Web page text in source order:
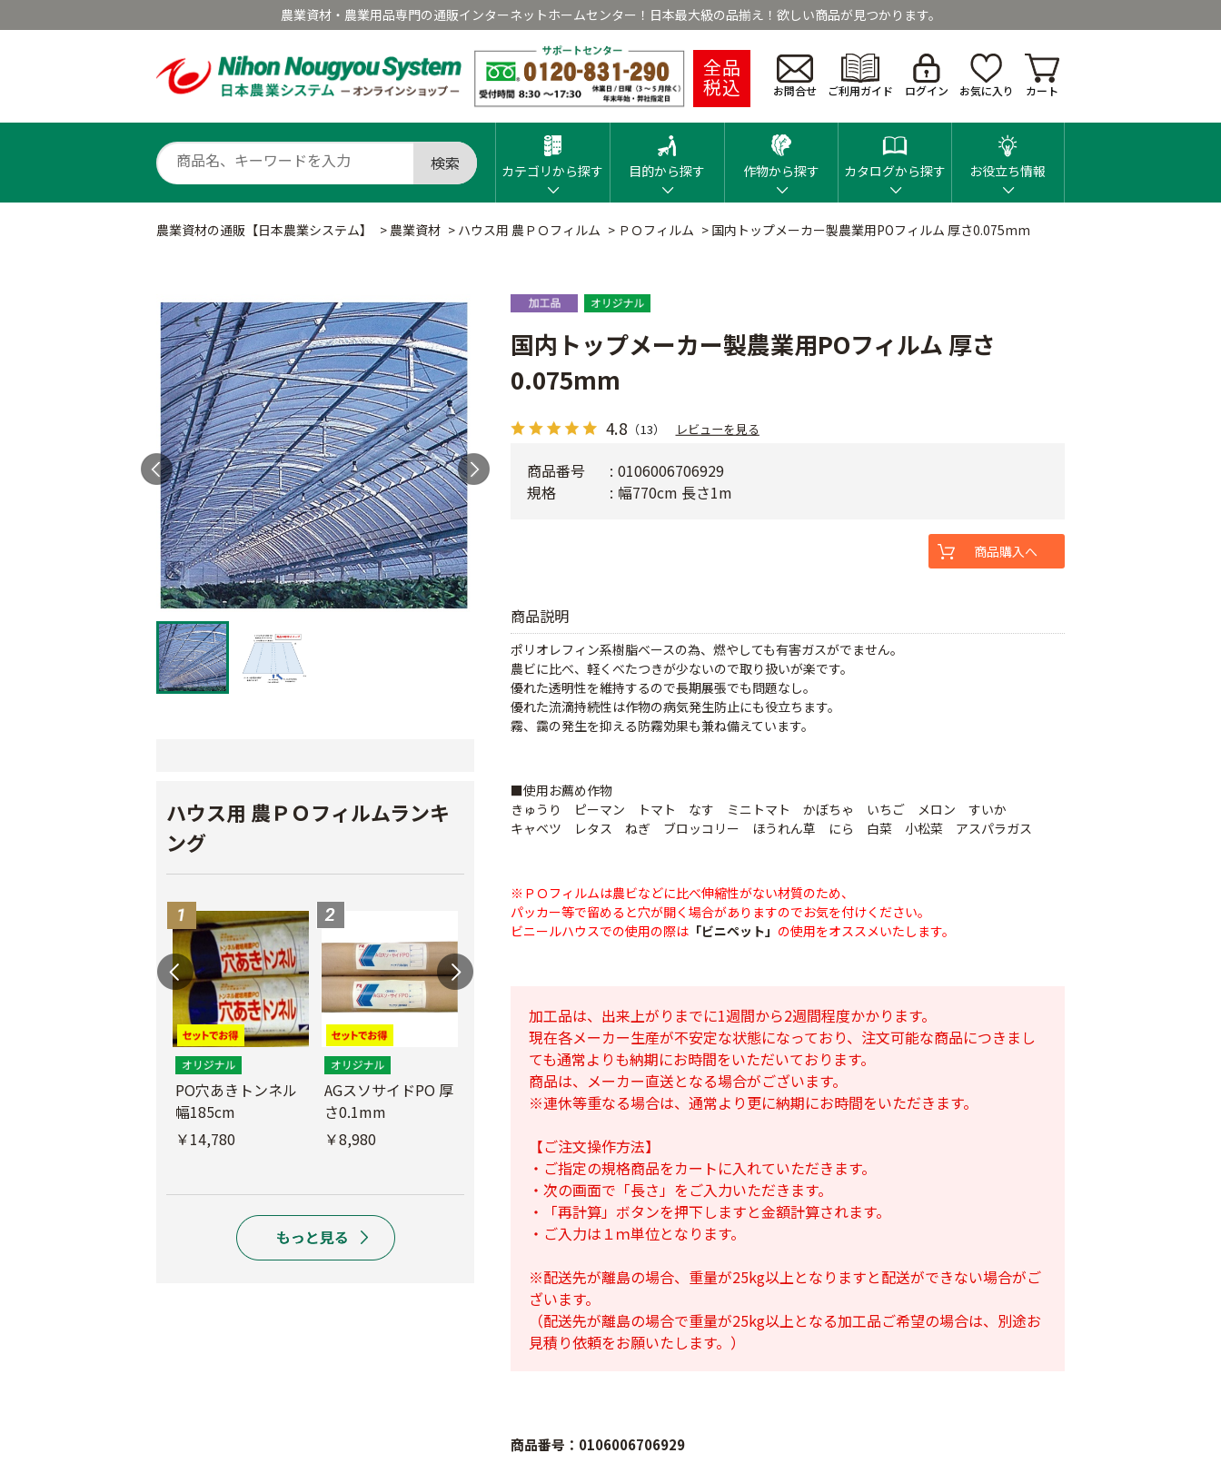
農業資材・農業用品専門の通販インターネットホームセンター！日本最大級の品揃え！欲しい商品が見つかります。
全品
税込 お問合せ ご利用ガイド ログイン お気に入り カート
検索 カテゴリから探す 目的から探す 作物から探す カタログから探す お役立ち情報
農業資材の通販【日本農業システム】 > 農業資材 > ハウス用 農ＰＯフィルム > ＰＯフィルム > 国内トップメーカー製農業用POフィルム 厚さ0.075mm
ハウス用 農ＰＯフィルムランキ
ング
PO穴あきトンネル
幅185cm
￥14,780
AGスソサイドPO 厚
さ0.1mm
￥8,980
ビニールハウス補修
用テープ
PO穴あきトンネル
幅210cm
￥16,800
テキナシテープ
￥3,790
POフィルム（AG自
国内トップメーカー製農業用POフィルム 厚さ
0.075mm
4.8 （13） レビューを見る
商品説明
ポリオレフィン系樹脂ベースの為、燃やしても有害ガスがでません。
農ビに比べ、軽くべたつきが少ないので取り扱いが楽です。
優れた透明性を維持するので長期展張でも問題なし。
優れた流滴持続性は作物の病気発生防止にも役立ちます。
霧、靄の発生を抑える防霧効果も兼ね備えています。
■使用お薦め作物
きゅうり ピーマン トマト なす ミニトマト かぼちゃ いちご メロン すいか
キャベツ レタス ねぎ ブロッコリー ほうれん草 にら 白菜 小松菜 アスパラガス
※ＰＯフィルムは農ビなどに比べ伸縮性がない材質のため、
パッカー等で留めると穴が開く場合がありますのでお気を付けください。
ビニールハウスでの使用の際は 「ビニペット」 の使用をオススメいたします。
加工品は、出来上がりまでに1週間から2週間程度かかります。
現在各メーカー生産が不安定な状態になっており、注文可能な商品につきまし
ても通常よりも納期にお時間をいただいております。
商品は、メーカー直送となる場合がございます。
※連休等重なる場合は、通常より更に納期にお時間をいただきます。
【ご注文操作方法】
・ご指定の規格商品をカートに入れていただきます。
・次の画面で「長さ」をご入力いただきます。
・「再計算」ボタンを押下しますと金額計算されます。
・ご入力は１ｍ単位となります。
※配送先が離島の場合、重量が25kg以上となりますと配送ができない場合がご
ざいます。
（配送先が離島の場合で重量が25kg以上となる加工品ご希望の場合は、別途お
見積り依頼をお願いたします。）
商品番号
0106006706929
規格
幅770cm 長さ1m
商品購入へ
商品番号：0106006706929